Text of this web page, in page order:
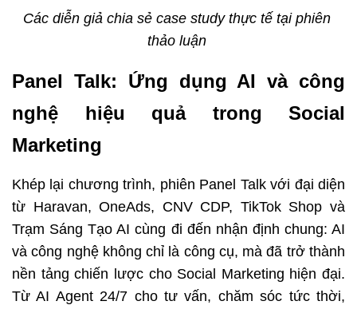
Các diễn giả chia sẻ case study thực tế tại phiên
thảo luận
Panel Talk: Ứng dụng AI và công
nghệ hiệu quả trong Social
Marketing
Khép lại chương trình, phiên Panel Talk với đại diện
từ Haravan, OneAds, CNV CDP, TikTok Shop và
Trạm Sáng Tạo AI cùng đi đến nhận định chung: AI
và công nghệ không chỉ là công cụ, mà đã trở thành
nền tảng chiến lược cho Social Marketing hiện đại.
Từ AI Agent 24/7 cho tư vấn, chăm sóc tức thời,